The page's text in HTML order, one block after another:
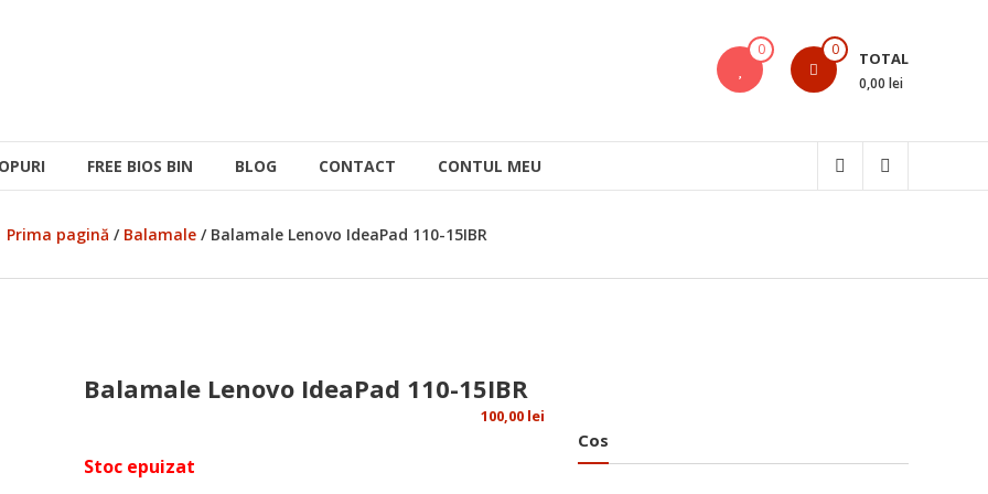
0 0 TOTAL
0,00 lei
FREE BIOS BIN BLOG CONTACT CONTUL MEU
Prima pagină / Balamale / Balamale Lenovo IdeaPad 110-15IBR
Balamale Lenovo IdeaPad 110-15IBR
100,00 lei
Stoc epuizat
Cos